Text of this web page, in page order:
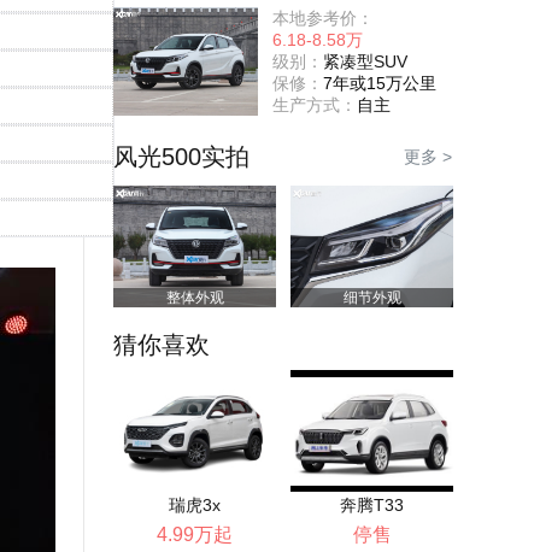
本地参考价：
6.18-8.58万
级别： 紧凑型SUV
保修： 7年或15万公里
生产方式： 自主
风光500实拍 更多 >
整体外观 细节外观
猜你喜欢
瑞虎3x
4.99万起
奔腾T33
停售